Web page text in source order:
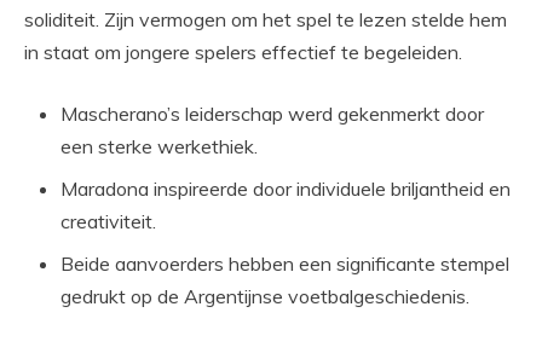
soliditeit. Zijn vermogen om het spel te lezen stelde hem
in staat om jongere spelers effectief te begeleiden.
Mascherano’s leiderschap werd gekenmerkt door
een sterke werkethiek.
Maradona inspireerde door individuele briljantheid en
creativiteit.
Beide aanvoerders hebben een significante stempel
gedrukt op de Argentijnse voetbalgeschiedenis.